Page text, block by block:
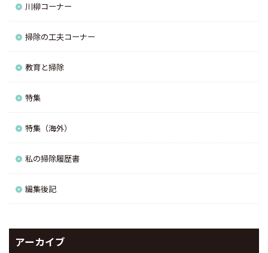
川柳コーナー
掃除の工夫コーナー
教育と掃除
特集
特集（海外）
私の掃除履歴書
編集後記
アーカイブ